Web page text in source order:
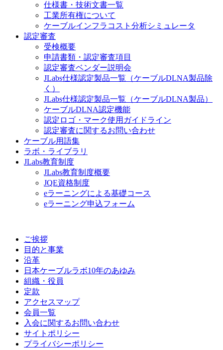
仕様書・技術文書一覧
工業所有権について
ケーブルインフラコスト分析シミュレータ
認定審査
受検概要
申請書類・認定審査項目
認定審査ベンダー説明会
JLabs仕様認定製品一覧（ケーブルDLNA製品除
く）
JLabs仕様認定製品一覧（ケーブルDLNA製品）
ケーブルDLNA認定機能
認定ロゴ・マーク使用ガイドライン
認定審査に関するお問い合わせ
ケーブル用語集
ラボ・ライブラリ
JLabs教育制度
JLabs教育制度概要
JQE資格制度
eラーニングによる基礎コース
eラーニング申込フォーム
ご挨拶
目的と事業
沿革
日本ケーブルラボ10年のあゆみ
組織・役員
定款
アクセスマップ
会員一覧
入会に関するお問い合わせ
サイトポリシー
プライバシーポリシー